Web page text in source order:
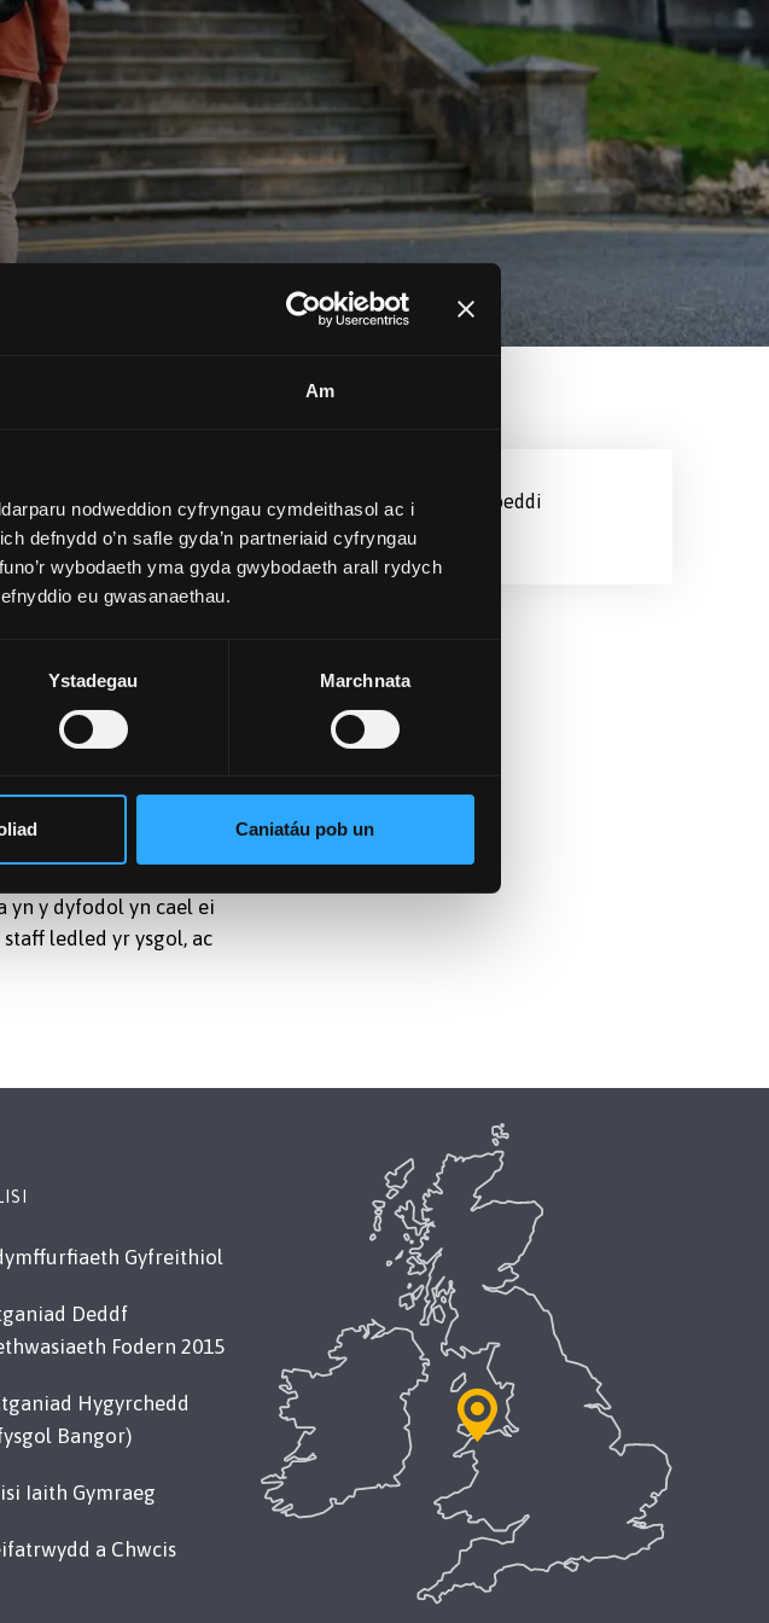
Am
nodweddion cyfryngau cymdeithasol ac i
defnydd o’n safle gyda’n partneriaid cyfryngau
wybodaeth yma gyda gwybodaeth arall rydych
eu gwasanaethau.
Ystadegau Marchnata
Caniatáu pob un
o brifysgolion ar y
a chefnogaeth
ddata hon.
awduron ac sy'n
Unedig eu rhestru yn
cefnogaeth
Bangor, “Mae’r
a chefnogol lle mae
yn y dyfodol yn cael ei
ledled yr ysgol, ac
Dyddiad Cyhoeddi
Mai 29, 2026
Gyfreithiol
Deddf
Fodern 2015
Hygyrchedd
Bangor)
Iaith Gymraeg
a Chwcis